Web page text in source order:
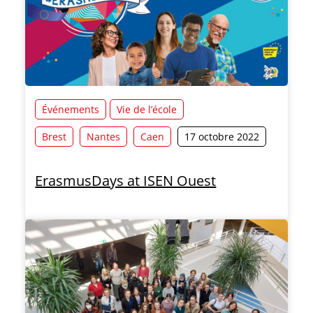
Événements Vie de l’école
Brest Nantes Caen 17 octobre 2022
ErasmusDays at ISEN Ouest